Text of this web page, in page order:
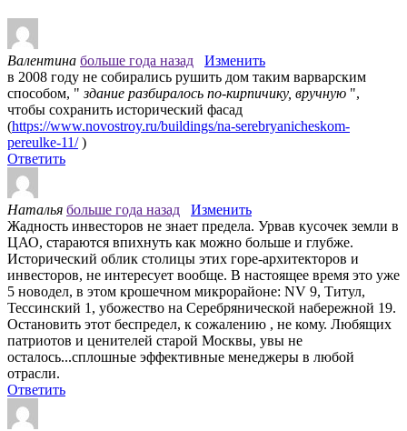
Валентина больше года назад
Изменить
в 2008 году не собирались рушить дом таким варварским
способом, "здание разбиралось по-кирпичику, вручную ",
чтобы сохранить исторический фасад
(https://www.novostroy.ru/buildings/na-serebryanicheskom-
pereulke-11/)
Ответить
Наталья больше года назад
Изменить
Жадность инвесторов не знает предела. Урвав кусочек земли в
ЦАО, стараются впихнуть как можно больше и глубже.
Исторический облик столицы этих горе-архитекторов и
инвесторов, не интересует вообще. В настоящее время это уже
5 новодел, в этом крошечном микрорайоне: NV 9, Титул,
Тессинский 1, убожество на Серебрянической набережной 19.
Остановить этот беспредел, к сожалению , не кому. Любящих
патриотов и ценителей старой Москвы, увы не
осталось...сплошные эффективные менеджеры в любой
отрасли.
Ответить